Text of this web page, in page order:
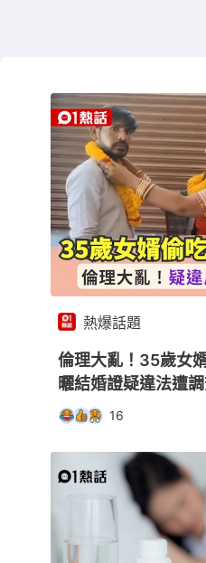
熱爆話題
倫理大亂！35歲女
曬結婚證疑違法遭
16